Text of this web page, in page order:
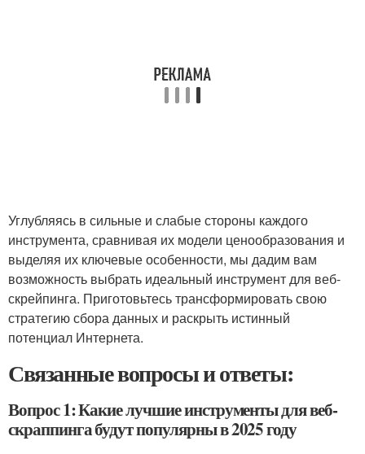
Углубляясь в сильные и слабые стороны каждого
инструмента, сравнивая их модели ценообразования и
выделяя их ключевые особенности, мы дадим вам
возможность выбрать идеальный инструмент для веб-
скрейпинга. Приготовьтесь трансформировать свою
стратегию сбора данных и раскрыть истинный
потенциал Интернета.
Связанные вопросы и ответы:
Вопрос 1: Какие лучшие инструменты для веб-
скраппинга будут популярны в 2025 году